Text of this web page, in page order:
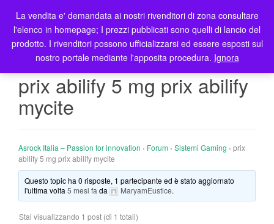
T
o
g
l
a
i
prix abilify 5 mg prix abilify
mycite
Asrock Italia – Passion for innovation › Forum › Sistemi Gaming › prix
abilify 5 mg prix abilify mycite
Questo topic ha 0 risposte, 1 partecipante ed è stato aggiornato
l'ultima volta5 mesi fa da MaryamEustice.
Stai visualizzando 1 post (di 1 totali)
La vendita e' demandata ai nostri rivenditori di zona consultare
l'elenco in homepage; I prezzi pubblicati sono quelli di lancio del
prodotto. I rivenditori possono ufficializzarsi ed essere esposti sul
nostro portale mediante l'apposita procedura. Ignora